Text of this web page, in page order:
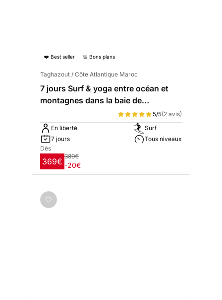
❤️ Best seller 🚨 Bons plans
Taghazout / Côte Atlantique Maroc
7 jours Surf & yoga entre océan et
montagnes dans la baie de
5/5(2 avis)
En liberté
7 jours
Surf
Tous niveaux
Dès
369€
389€
-20€